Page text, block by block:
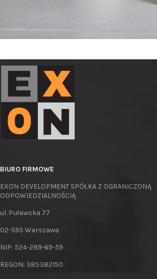
Potenti parturient parturie
BIURO FIRMOWE
EXON DEVELOPMENT SPÓŁKA Z OGRANICZONĄ
ODPOWIEDZIALNOŚCIĄ
ul. Puławska 77
02-595 Warszawa
NIP: 524-289-69-59
REGON: 385382150